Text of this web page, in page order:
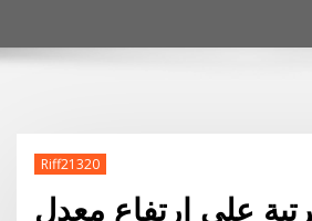
Riff21320
على ارتفاع معدل